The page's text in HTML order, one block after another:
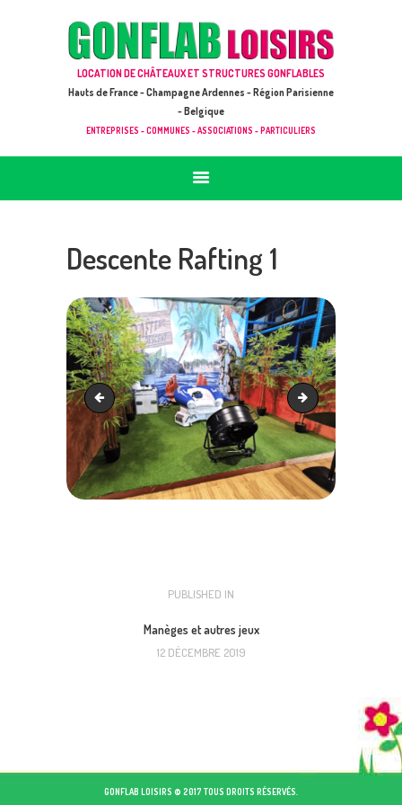
LOCATION DE CHÂTEAUX ET STRUCTURES GONFLABLES
Hauts de France - Champagne Ardennes - Région Parisienne
- Belgique
ENTREPRISES - COMMUNES - ASSOCIATIONS - PARTICULIERS
GONFLAB LOISIRS
ACCUEIL
JEUX À LOUER & PRESTATIONS
CATALOGUE / TARIF
DEMANDE DE DEVIS (SOUS 24H)
Descente Rafting 1
Quads electrique Descente Rafting
NAVIGATION
PUBLISHED IN
Manèges et autres jeux
12 DÉCEMBRE 2019
GONFLAB LOISIRS © 2017 TOUS DROITS RÉSERVÉS.